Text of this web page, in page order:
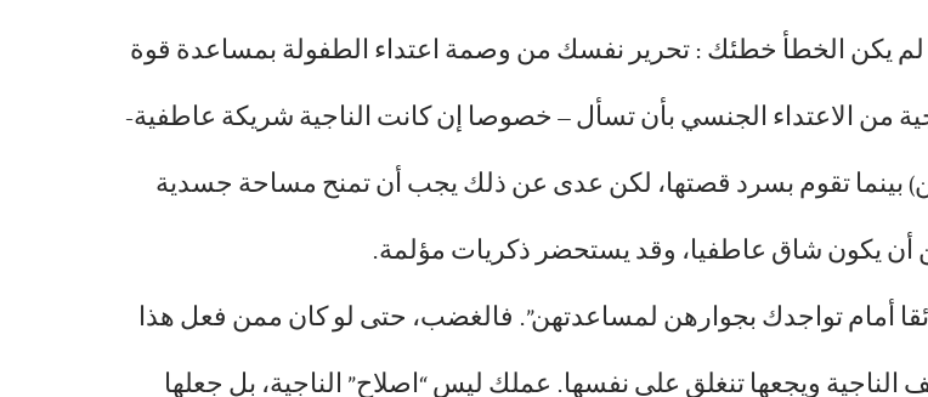
يكن الخطأ خطئك : تحرير نفسك من وصمة اعتداء الطفولة بمساعدة قوة
من الاعتداء الجنسي بأن تسأل – خصوصا إن كانت الناجية شريكة عاطفية-
بينما تقوم بسرد قصتها، لكن عدى عن ذلك يجب أن تمنح مساحة جسدية
يكون شاق عاطفيا، وقد يستحضر ذكريات مؤلمة.
أمام تواجدك بجوارهن لمساعدتهن”. فالغضب، حتى لو كان ممن فعل هذا
ويجعها تنغلق على نفسها. عملك ليس “اصلاح” الناجية، بل جعلها